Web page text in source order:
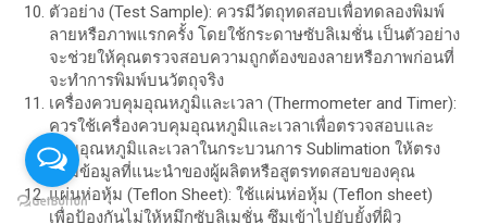
ตัวอย่าง (Test Sample): ควรมีวัตถุทดสอบเพื่อทดลองพิมพ์
ลายหรือภาพแรกครั้ง โดยใช้กระดาษซับลิเมชั่น เป็นตัวอย่าง
จะช่วยให้คุณตรวจสอบความถูกต้องของลายหรือภาพก่อนที่
จะทำการพิมพ์บนวัตถุจริง
เครื่องควบคุมอุณหภูมิและเวลา (Thermometer and Timer):
ควรใช้เครื่องควบคุมอุณหภูมิและเวลาเพื่อตรวจสอบและ
ปรับอุณหภูมิและเวลาในกระบวนการ Sublimation ให้ตรง
ตามข้อมูลที่แนะนำของผู้ผลิตหรือสูตรทดสอบของคุณ
แผ่นห่อหุ้ม (Teflon Sheet): ใช้แผ่นห่อหุ้ม (Teflon sheet)
เพื่อป้องกันไม่ให้หมึกซับลิเมชั่น ซึมเข้าไปยับยั้งที่ผิว